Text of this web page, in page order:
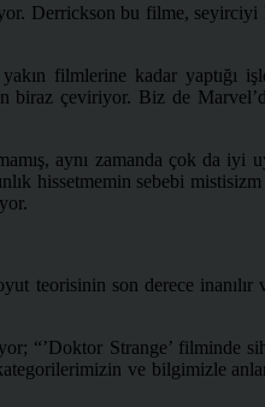
Derrickson bu filme, seyirciyi
filmlerine kadar yaptığı
çeviriyor. Biz de
aynı zamanda çok da
hissetmemin sebebi
teorisinin son derece
“’Doktor Strange’ filminde
ve bilgimizle